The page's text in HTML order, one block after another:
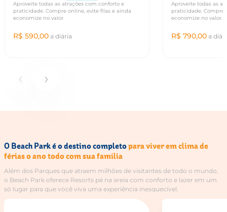
Aproveite todas as atrações com conforto e
praticidade. Compre online, evite filas e ainda
economize no valor.
R$ 590,00 a diária
Aproveite todas as
praticidade. Compre
economize no valor.
R$ 790,00 a
‹ ›
O Beach Park é o destino completopara viver em clima de
férias o ano todo com sua família
Além dos Parques que atraem milhões de visitantes de todo o mundo,
o Beach Park oferece Resorts pé na areia com conforto e lazer em um
só lugar para que você viva uma experiência inesquecível.